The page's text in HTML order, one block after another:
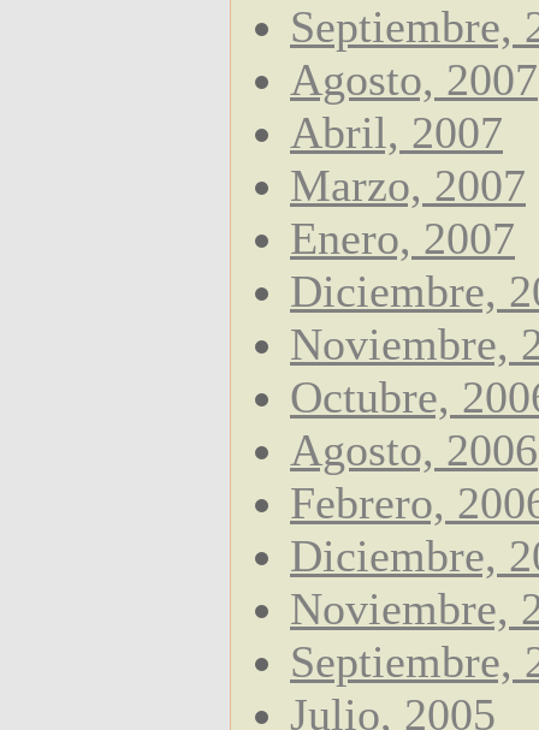
Septiembre,
Agosto, 2007
Abril, 2007
Marzo, 2007
Enero, 2007
Diciembre,
Noviembre,
Octubre,
Agosto, 2006
Febrero,
Diciembre,
Noviembre,
Septiembre,
Julio, 2005